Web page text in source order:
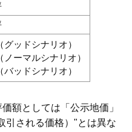
グッドシナリオ）
ノーマルシナリオ）
バッドシナリオ）
額としては「公示地価」
引される価格）"とは異な